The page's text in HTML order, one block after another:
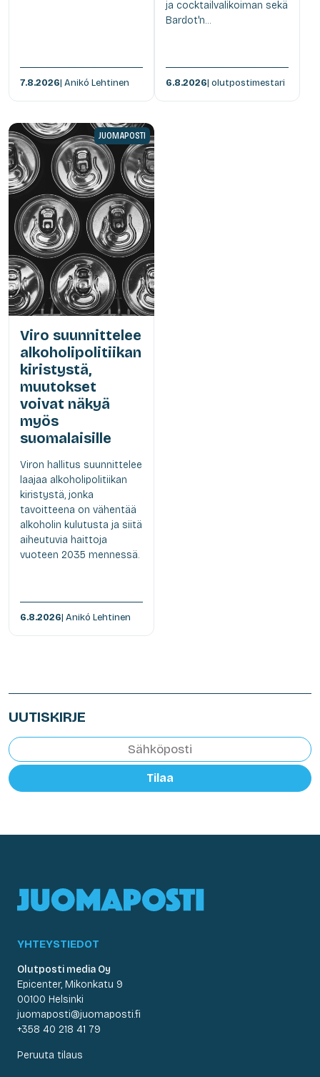
7.8.2026| Anikó Lehtinen
ja cocktailvalikoiman sekä
Bardot'n...
6.8.2026| olutpostimestari
JUOMAPOSTI
Viro suunnittelee
alkoholipolitiikan
kiristystä,
muutokset
voivat näkyä
myös
suomalaisille
Viron hallitus suunnittelee
laajaa alkoholipolitiikan
kiristystä, jonka
tavoitteena on vähentää
alkoholin kulutusta ja siitä
aiheutuvia haittoja
vuoteen 2035 mennessä.
6.8.2026| Anikó Lehtinen
UUTISKIRJE
Tilaa
YHTEYSTIEDOT
Olutposti media Oy
Epicenter, Mikonkatu 9
00100 Helsinki
juomaposti@juomaposti.fi
+358 40 218 41 79
Peruuta tilaus